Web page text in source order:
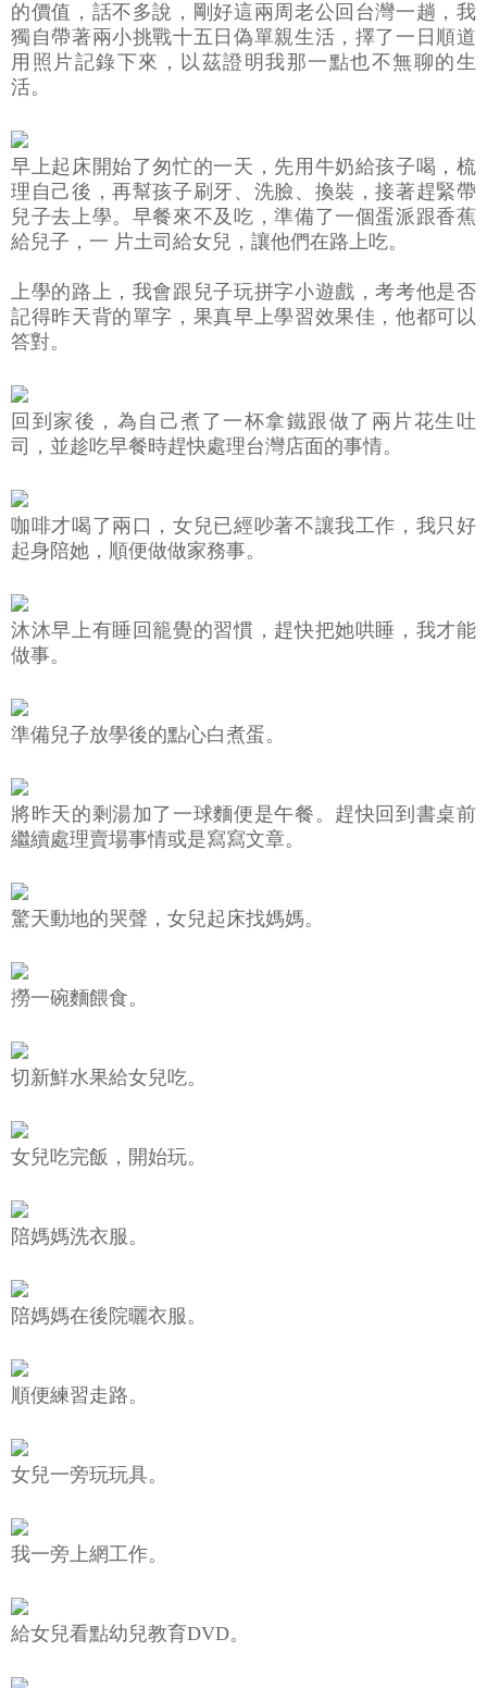
的價值，話不多說，剛好這兩周老公回台灣一趟，我
獨自帶著兩小挑戰十五日偽單親生活，擇了一日順道
用照片記錄下來，以茲證明我那一點也不無聊的生
活。
早上起床開始了匆忙的一天，先用牛奶給孩子喝，梳
理自己後，再幫孩子刷牙、洗臉、換裝，接著趕緊帶
兒子去上學。早餐來不及吃，準備了一個蛋派跟香蕉
給兒子，一 片土司給女兒，讓他們在路上吃。
上學的路上，我會跟兒子玩拼字小遊戲，考考他是否
記得昨天背的單字，果真早上學習效果佳，他都可以
答對。
回到家後，為自己煮了一杯拿鐵跟做了兩片花生吐
司，並趁吃早餐時趕快處理台灣店面的事情。
咖啡才喝了兩口，女兒已經吵著不讓我工作，我只好
起身陪她，順便做做家務事。
沐沐早上有睡回籠覺的習慣，趕快把她哄睡，我才能
做事。
準備兒子放學後的點心白煮蛋。
將昨天的剩湯加了一球麵便是午餐。趕快回到書桌前
繼續處理賣場事情或是寫寫文章。
驚天動地的哭聲，女兒起床找媽媽。
撈一碗麵餵食。
切新鮮水果給女兒吃。
女兒吃完飯，開始玩。
陪媽媽洗衣服。
陪媽媽在後院曬衣服。
順便練習走路。
女兒一旁玩玩具。
我一旁上網工作。
給女兒看點幼兒教育DVD。